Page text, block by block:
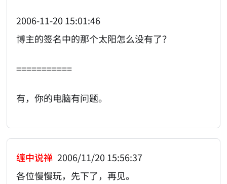
2006-11-20 15:01:46
博主的签名中的那个太阳怎么没有了？
===========
有，你的电脑有问题。
缠中说禅 2006/11/20 15:56:37
各位慢慢玩，先下了，再见。